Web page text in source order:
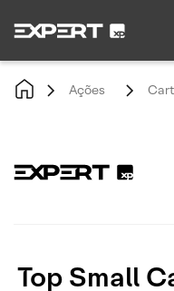
Ações
Top Small